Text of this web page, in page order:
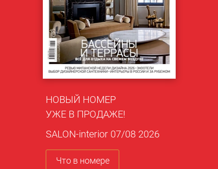
НОВЫЙ НОМЕР
УЖЕ В ПРОДАЖЕ!
SALON-interior 07/08 2026
Что в номере